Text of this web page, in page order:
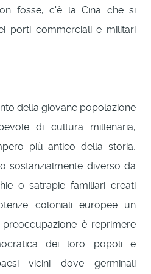
fosse, c'è la Cina che si
porti commerciali e militari
della giovane popolazione
di cultura millenaria,
più antico della storia,
sostanzialmente diverso da
o satrapie familiari creati
coloniali europee un
è reprimere
dei loro popoli e
vicini dove germinali